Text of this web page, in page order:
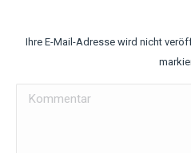
Ihre E-Mail-Adresse wird nicht
Kommentar